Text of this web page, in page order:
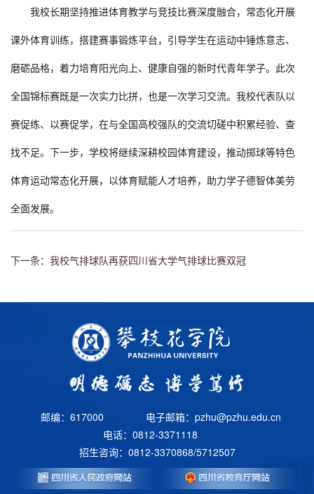
我校长期坚持推进体育教学与竞技比赛深度融合，常态化开展
课外体育训练，搭建赛事锻炼平台，引导学生在运动中锤炼意志、
磨砺品格，着力培育阳光向上、健康自强的新时代青年学子。此次
全国锦标赛既是一次实力比拼，也是一次学习交流。我校代表队以
赛促练、以赛促学，在与全国高校强队的交流切磋中积累经验、查
找不足。下一步，学校将继续深耕校园体育建设，推动掷球等特色
体育运动常态化开展，以体育赋能人才培养，助力学子德智体美劳
全面发展。
下一条：我校气排球队再获四川省大学气排球比赛双冠
邮编：617000
电子邮箱：pzhu@pzhu.edu.cn
电话：0812-3371118
招生咨询：0812-3370868/5712507